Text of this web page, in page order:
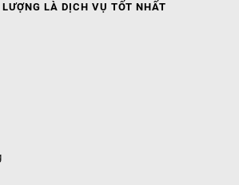
LÀ DỊCH VỤ TỐT NHẤT